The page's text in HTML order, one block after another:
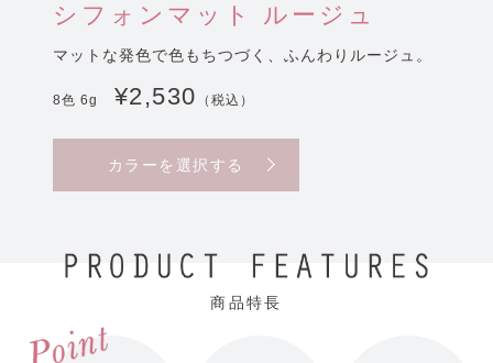
シフォンマット ルージュ
マットな発色で色もちつづく、 ふんわりルージュ。
8色 6g ¥2,530 （税込）
カラーを選択する
商品特長